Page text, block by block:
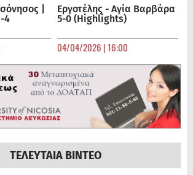
|
4
Εργοτέλης - Αγία Βαρβάρα
5-0 (Highlights)
04/04/2026 | 16:00
ΤΕΛΕΥΤΑΙΑ ΒΙΝΤΕΟ